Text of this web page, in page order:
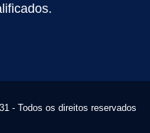
- Todos os direitos reservados